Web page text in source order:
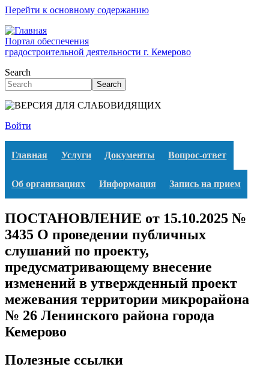
Перейти к основному содержанию
Портал обеспечения
градостроительной деятельности г. Кемерово
Search
Search
Войти
Главная Услуги Документы Вопрос-ответ
Об организациях Информация Запись на прием
ПОСТАНОВЛЕНИЕ от 15.10.2025 №
3435 О проведении публичных
слушаний по проекту,
предусматривающему внесение
изменений в утвержденный проект
межевания территории микрорайона
№ 26 Ленинского района города
Кемерово
Полезные ссылки